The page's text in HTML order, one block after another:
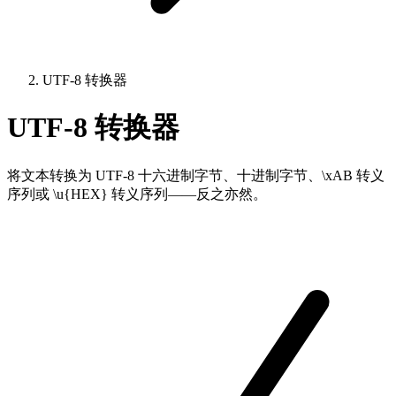
UTF-8 转换器
UTF-8 转换器
将文本转换为 UTF-8 十六进制字节、十进制字节、\xAB 转义
序列或 \u{HEX} 转义序列——反之亦然。